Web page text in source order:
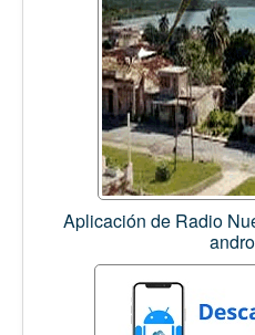
Aplicación de Radio